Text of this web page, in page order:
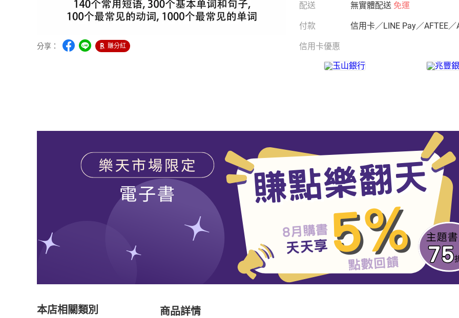
分享： 賺分紅
配送 無實體配送 免運
付款 信用卡／LINE Pay／AFTEE／
信用卡優惠
本店相關類別 商品詳情